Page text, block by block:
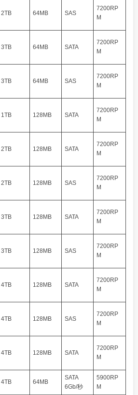
2TB 64MB SAS
7200RP
M
3TB 64MB SATA
7200RP
M
3TB 64MB SAS
7200RP
M
1TB 128MB SATA
7200RP
M
2TB 128MB SATA
7200RP
M
2TB 128MB SAS
7200RP
M
3TB 128MB SATA
7200RP
M
3TB 128MB SAS
7200RP
M
4TB 128MB SATA
7200RP
M
4TB 128MB SAS
7200RP
M
4TB 128MB SATA
7200RP
M
4TB 64MB
SATA
6Gb/秒
5900RP
M